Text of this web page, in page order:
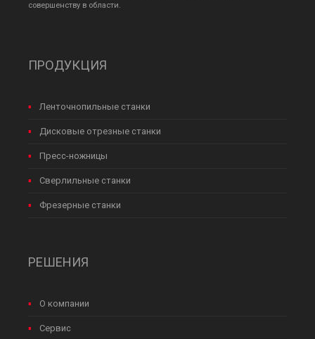
совершенству в области.
ПРОДУКЦИЯ
Ленточнопильные станки
Дисковые отрезные станки
Пресс-ножницы
Сверлильные станки
Фрезерные станки
РЕШЕНИЯ
О компании
Сервис